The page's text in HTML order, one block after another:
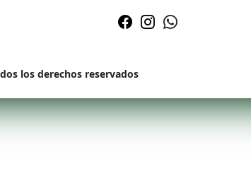
los derechos reservados